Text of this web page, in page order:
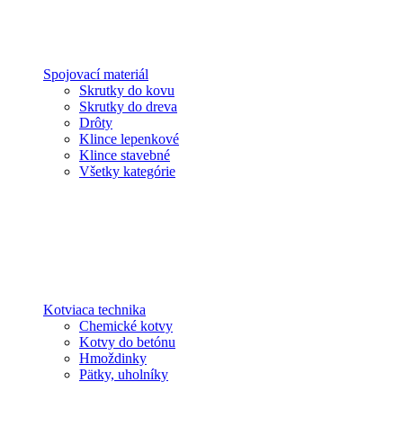
Spojovací materiál
Skrutky do kovu
Skrutky do dreva
Drôty
Klince lepenkové
Klince stavebné
Všetky kategórie
Kotviaca technika
Chemické kotvy
Kotvy do betónu
Hmoždinky
Pätky, uholníky